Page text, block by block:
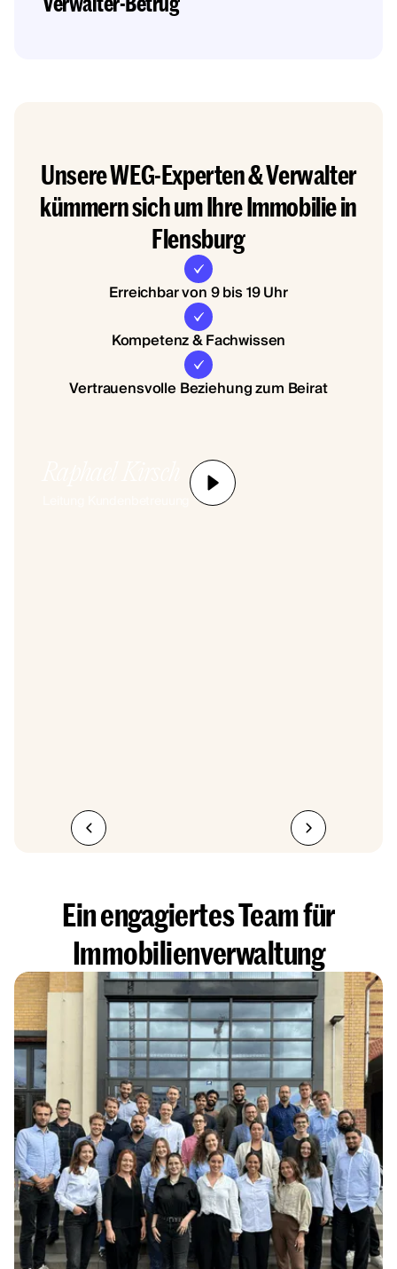
Unsere WEG-Experten & Verwalter
kümmern sich um Ihre Immobilie in
Flensburg
Erreichbar von 9 bis 19 Uhr
Kompetenz & Fachwissen
Vertrauensvolle Beziehung zum Beirat
Ein engagiertes Team für
Immobilienverwaltung